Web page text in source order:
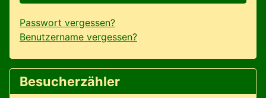
Passwort vergessen?
Benutzername vergessen?
Besucherzähler